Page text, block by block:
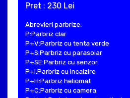
Pret : 230 Lei
Abrevieri parbrize:
P:Parbriz clar
P+V:Parbriz cu tenta verde
P+S:Parbriz cu parasolar
P+SE:Parbriz cu senzor
P+I:Parbriz cu incalzire
P+H:Parbriz heliomat
P+C:Parbriz cu camera